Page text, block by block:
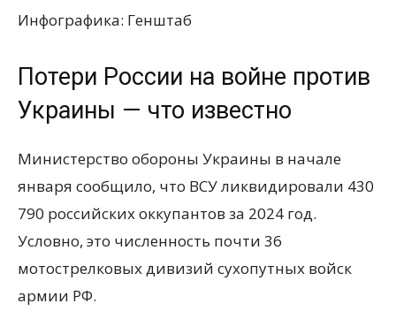
Инфографика: Генштаб
Потери России на войне против
Украины — что известно
Министерство обороны Украины в начале
января сообщило, что ВСУ ликвидировали 430
790 российских оккупантов за 2024 год.
Условно, это численность почти 36
мотострелковых дивизий сухопутных войск
армии РФ.